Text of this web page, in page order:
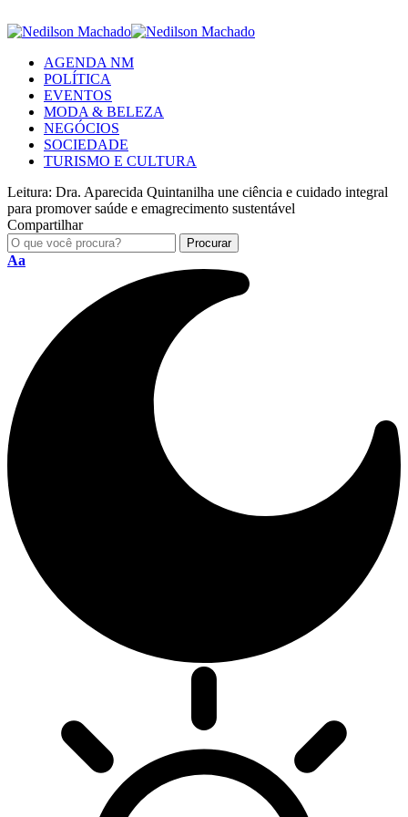
AGENDA NM
POLÍTICA
EVENTOS
MODA & BELEZA
NEGÓCIOS
SOCIEDADE
TURISMO E CULTURA
Leitura: Dra. Aparecida Quintanilha une ciência e cuidado integral
para promover saúde e emagrecimento sustentável
Compartilhar
Aa